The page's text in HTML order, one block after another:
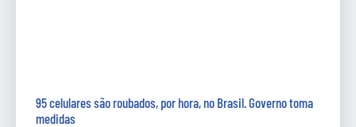
95 celulares são roubados, por hora, no Brasil. Governo toma
medidas